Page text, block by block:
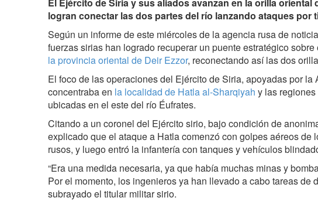
logran conectar las dos partes del río lanzando ataques por
Según un informe de este miércoles de la agencia rusa de
fuerzas sirias han logrado recuperar un puente estratégico sobre
la provincia oriental de Deir Ezzor, reconectando así las dos
El foco de las operaciones del Ejército de Siria, apoyadas por la
concentraba en la localidad de Hatla al-Sharqiyah y las
ubicadas en el este del río Éufrates.
Citando a un coronel del Ejército sirio, bajo condición de
explicado que el ataque a Hatla comenzó con golpes aéreos de
rusos, y luego entró la infantería con tanques y vehículos
“Era una medida necesaria, ya que había muchas minas y
Por el momento, los ingenieros ya han llevado a cabo tareas de
subrayado el titular militar sirio.